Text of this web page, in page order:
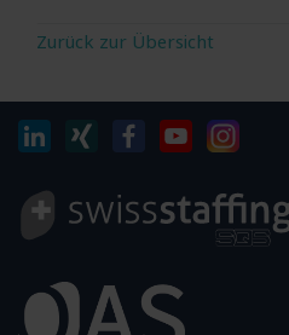
Zurück zur Übersicht